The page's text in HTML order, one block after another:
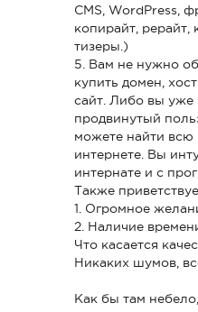
CMS, WordPress,
копирайт, рерайт,
тизеры.)
5. Вам не нужно
купить домен,
сайт. Либо вы уже
продвинутый
можете найти
интернете. Вы
интернате и с
Также
1. Огромное
2. Наличие
Что касается
Никаких шумов,
Как бы там небело,